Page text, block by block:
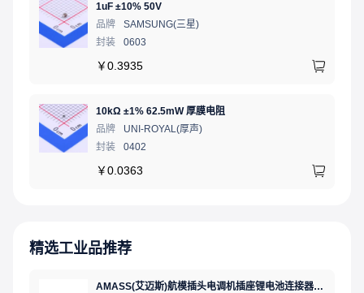
1uF ±10% 50V
品牌
SAMSUNG(三星)
封装
0603
￥0.3935
10kΩ ±1% 62.5mW 厚膜电阻
品牌
UNI-ROYAL(厚声)
封装
0402
￥0.0363
精选工业品推荐
AMASS(艾迈斯)航模插头电调机插座锂电池连接器 轻量版 母头XT30U-FXT30U-F.G.Y